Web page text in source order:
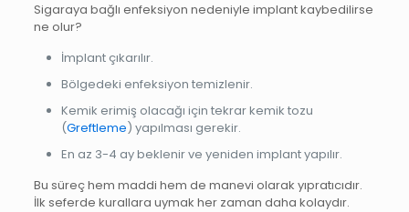
Sigaraya bağlı enfeksiyon nedeniyle implant kaybedilirse
ne olur?
İmplant çıkarılır.
Bölgedeki enfeksiyon temizlenir.
Kemik erimiş olacağı için tekrar kemik tozu
(Greftleme) yapılması gerekir.
En az 3-4 ay beklenir ve yeniden implant yapılır.
Bu süreç hem maddi hem de manevi olarak yıpratıcıdır.
İlk seferde kurallara uymak her zaman daha kolaydır.